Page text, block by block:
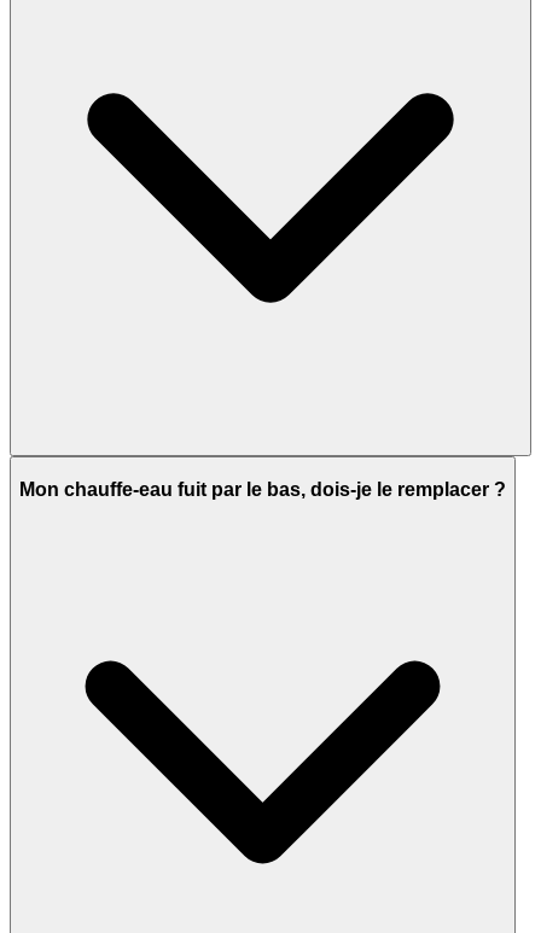
Mon chauffe-eau fuit par le bas, dois-je le remplacer ?